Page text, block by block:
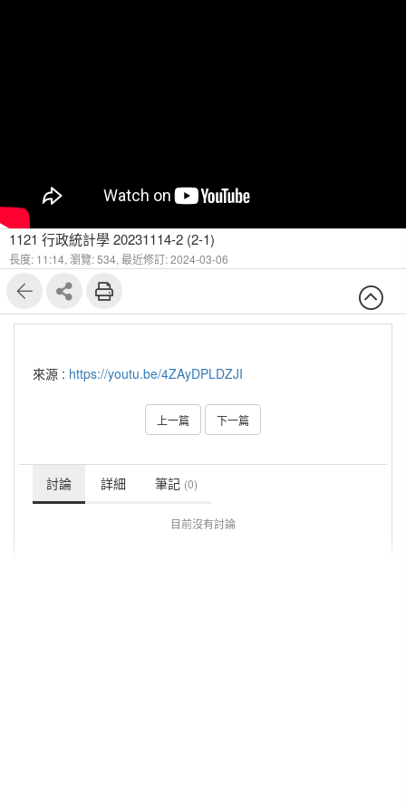
1121 行政統計學 20231114-2 (2-1)
長度: 11:14, 瀏覽: 534, 最近修訂: 2024-03-06
來源 : https://youtu.be/4ZAyDPLDZJI
上一篇 下一篇
討論 詳細 筆記 (0)
目前沒有討論